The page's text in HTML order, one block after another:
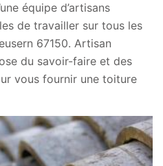
équipe d’artisans
de travailler sur tous les
67150. Artisan
du savoir-faire et des
vous fournir une toiture